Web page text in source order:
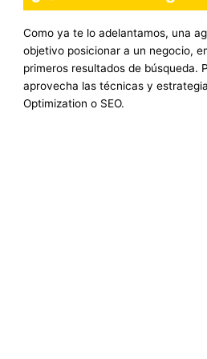
Como ya te lo adelantamos, una
objetivo posicionar a un negocio,
primeros resultados de búsqueda.
aprovecha las técnicas y
Optimization o SEO.